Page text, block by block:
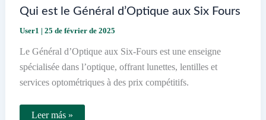
Qui est le Général d’Optique aux Six Fours
User1 | 25 de février de 2025
Le Général d’Optique aux Six-Fours est une enseigne
spécialisée dans l’optique, offrant lunettes, lentilles et
services optométriques à des prix compétitifs.
Qui
Leer más »